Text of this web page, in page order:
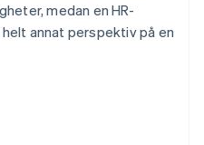
medan en HR-
annat perspektiv på en